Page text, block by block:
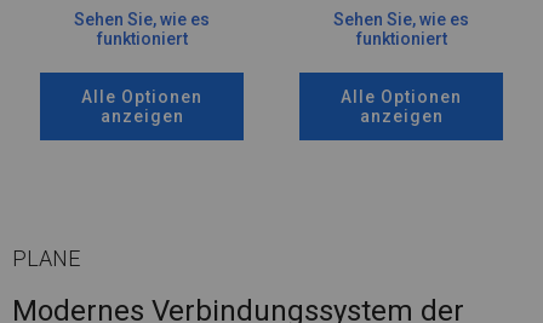
Sehen Sie, wie es
funktioniert
Alle Optionen
anzeigen
Sehen Sie, wie es
funktioniert
Alle Optionen
anzeigen
PLANE
Modernes Verbindungssystem der